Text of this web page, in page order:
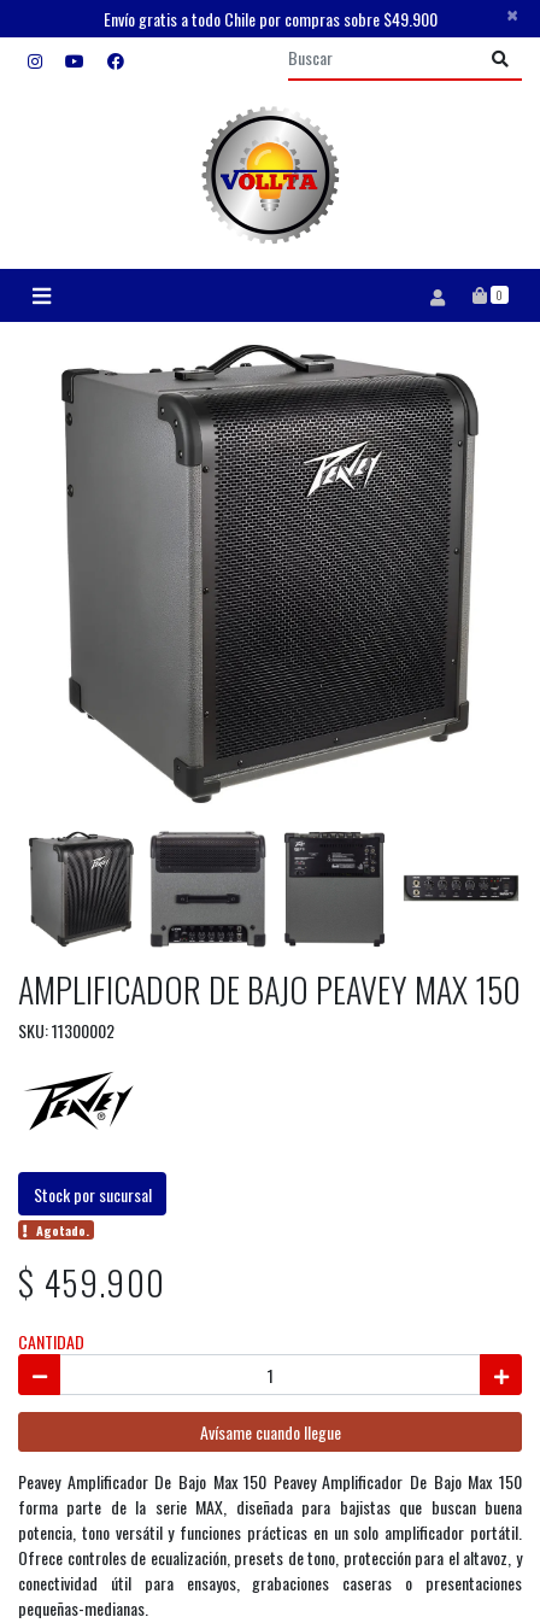
Envío gratis a todo Chile por compras sobre $49.900 ×
0
AMPLIFICADOR DE BAJO PEAVEY MAX 150
SKU: 11300002
Stock por sucursal
Agotado.
$ 459.900
CANTIDAD
Avísame cuando llegue
Peavey Amplificador De Bajo Max 150 Peavey Amplificador De Bajo Max 150
forma parte de la serie MAX, diseñada para bajistas que buscan buena
potencia, tono versátil y funciones prácticas en un solo amplificador portátil.
Ofrece controles de ecualización, presets de tono, protección para el altavoz, y
conectividad útil para ensayos, grabaciones caseras o presentaciones
pequeñas-medianas.